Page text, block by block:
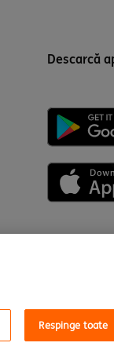
Descarcă
Respinge toate